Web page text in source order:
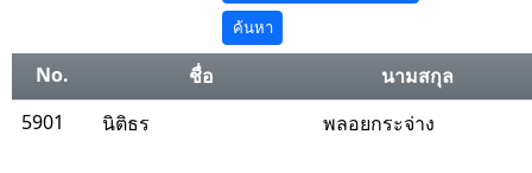
No. ชื่อ
นามสกุล
5901
นิติธร พลอยกระจ่าง